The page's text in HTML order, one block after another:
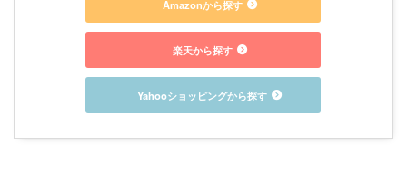
Amazonから探す
楽天から探す
Yahooショッピングから探す